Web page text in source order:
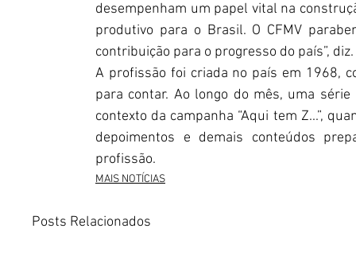
desempenham um papel vital na
produtivo para o Brasil. O CFMV
contribuição para o progresso do país”, diz.
A profissão foi criada no país em 1968,
para contar. Ao longo do mês, uma
contexto da campanha “Aqui tem Z...”,
depoimentos e demais conteúdos
profissão.
MAIS NOTÍCIAS
Posts Relacionados